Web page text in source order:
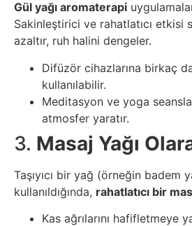
Tasarım
Güvenlik
Haber
Hayvanlar
Hobi
Hosting
Gül yağı aromaterapi
Sakinleştirici ve rahatlatıcı etkisi
azaltır, ruh halini dengeler.
Difüzör cihazlarına birkaç
kullanılabilir.
Meditasyon ve yoga
atmosfer yaratır.
3. Masaj Yağı
Taşıyıcı bir yağ (örneğin badem
kullanıldığında, rahatlatıcı bir
Kas ağrılarını hafifletmeye